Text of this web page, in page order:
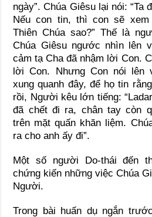
ngày”. Chúa Giêsu lại nói: “Ta
Nếu con tin, thì con sẽ xem
Thiên Chúa sao?” Thế là
Chúa Giêsu ngước nhìn lên
cảm tạ Cha đã nhậm lời Con.
lời Con. Nhưng Con nói lên
xung quanh đây, để họ tin
rồi, Người kêu lớn tiếng:
đã chết đi ra, chân tay còn
trên mặt quấn khăn liệm.
ra cho anh ấy đi”.
Một số người Do-thái đến
chứng kiến những việc Chúa
Người.
Trong bài huấn dụ ngắn